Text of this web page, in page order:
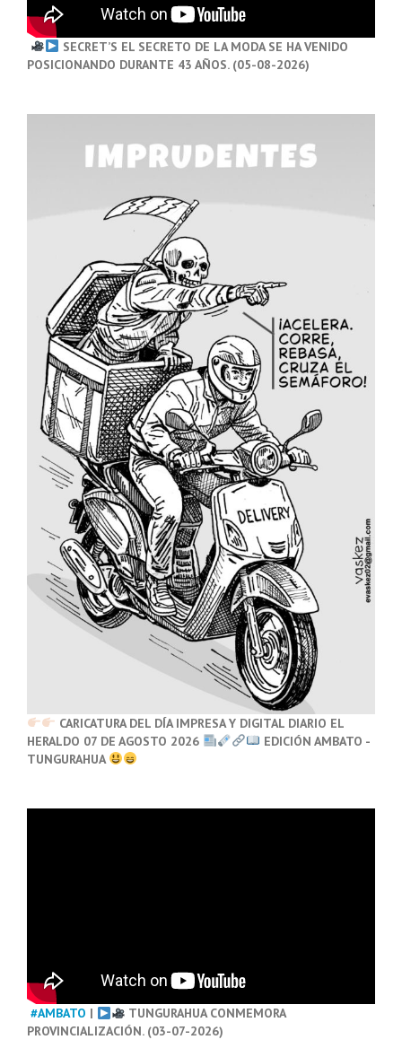
SECRET’S EL SECRETO DE LA MODA SE HA VENIDO
POSICIONANDO DURANTE 43 AÑOS. (05-08-2026)
CARICATURA DEL DÍA IMPRESA Y DIGITAL DIARIO EL
HERALDO 07 DE AGOSTO 2026
EDICIÓN AMBATO -
TUNGURAHUA
#AMBATO |
TUNGURAHUA CONMEMORA
PROVINCIALIZACIÓN. (03-07-2026)